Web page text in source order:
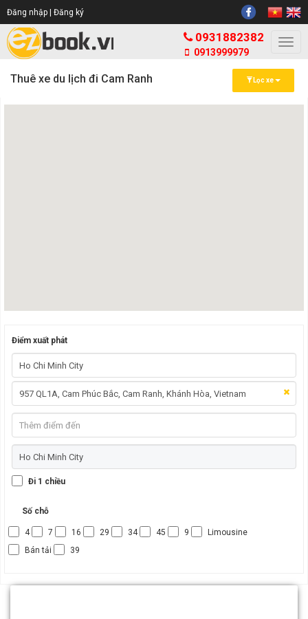
Đăng nhập | Đăng ký
0931882382
0913999979
Thuê xe du lịch đi Cam Ranh Lọc xe
Điểm xuất phát
Đi 1 chiều
Số chỗ
4 7 16 29 34 45 9
Limousine
Bán tải
39